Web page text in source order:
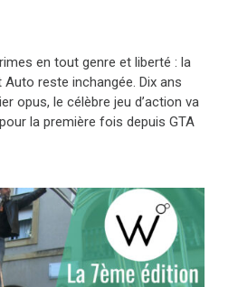
en tout genre et liberté : la
reste inchangée. Dix ans
opus, le célèbre jeu d’action va
la première fois depuis GTA